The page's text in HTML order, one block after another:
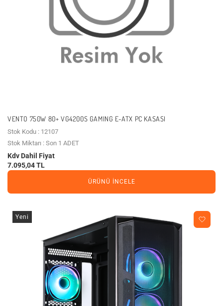
VENTO 750W 80+ VG4200S GAMING E-ATX PC KASASI
Stok Kodu : 12107
Stok Miktarı : Son 1 ADET
Kdv Dahil Fiyat
7.095,04 TL
ÜRÜNÜ İNCELE
Yeni